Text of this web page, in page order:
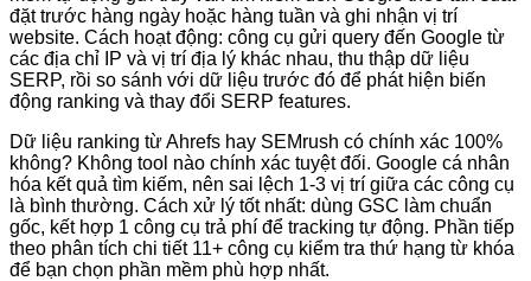
đặt trước hàng ngày hoặc hàng tuần và ghi nhận vị trí
website. Cách hoạt động: công cụ gửi query đến Google từ
các địa chỉ IP và vị trí địa lý khác nhau, thu thập dữ liệu
SERP, rồi so sánh với dữ liệu trước đó để phát hiện biến
động ranking và thay đổi SERP features.
Dữ liệu ranking từ Ahrefs hay SEMrush có chính xác 100%
không? Không tool nào chính xác tuyệt đối. Google cá nhân
hóa kết quả tìm kiếm, nên sai lệch 1-3 vị trí giữa các công cụ
là bình thường. Cách xử lý tốt nhất: dùng GSC làm chuẩn
gốc, kết hợp 1 công cụ trả phí để tracking tự động. Phần tiếp
theo phân tích chi tiết 11+ công cụ kiểm tra thứ hạng từ khóa
để bạn chọn phần mềm phù hợp nhất.